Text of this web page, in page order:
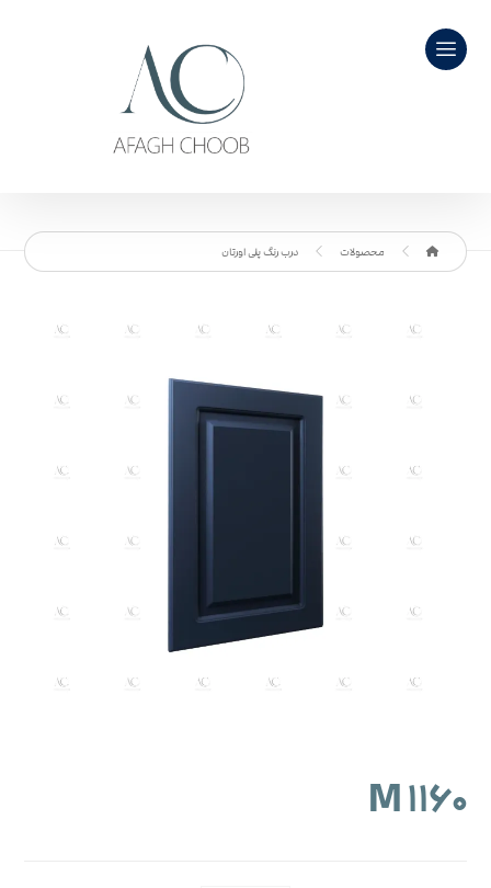
محصولات درب رنگ پلی اورتان
M ۱۱۶۰